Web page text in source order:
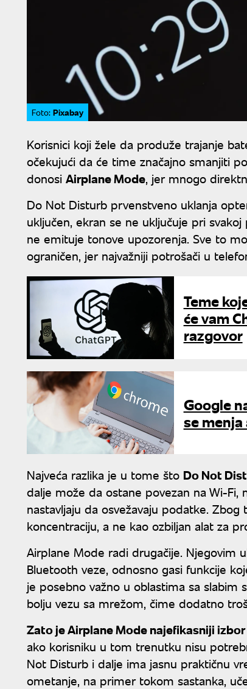
Foto: Pixabay
Korisnici koji žele da produže trajanje
očekujući da će time značajno smanjiti
donosi Airplane Mode, jer mnogo
Do Not Disturb prvenstveno uklanja
uključen, ekran se ne uključuje pri
ne emituje tonove upozorenja. Sve to
ograničen, jer najvažniji potrošači u
Teme
će vam
razgovor
Google
se
Najveća razlika je u tome što Do Not
dalje može da ostane povezan na Wi-
nastavljaju da osvežavaju podatke.
koncentraciju, a ne kao ozbiljan alat za
Airplane Mode radi drugačije. Njegovim
Bluetooth veze, odnosno gasi funkcije
je posebno važno u oblastima sa
bolju vezu sa mrežom, čime dodatno
Zato je Airplane Mode najefikasniji
ako korisniku u tom trenutku nisu
Not Disturb i dalje ima jasnu praktičnu
ometanje, na primer tokom sastanka,